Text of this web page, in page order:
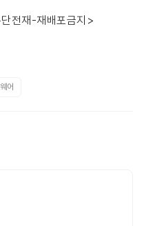
전재-재배포금지>
어